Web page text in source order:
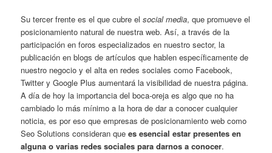
Su tercer frente es el que cubre elsocial media, que promueve el
posicionamiento natural de nuestra web. Así, a través de la
participación en foros especializados en nuestro sector, la
publicación en blogs de artículos que hablen específicamente de
nuestro negocio y el alta en redes sociales como Facebook,
Twitter y Google Plus aumentará la visibilidad de nuestra página.
A día de hoy la importancia del boca-oreja es algo que no ha
cambiado lo más mínimo a la hora de dar a conocer cualquier
noticia, es por eso que empresas de posicionamiento web como
Seo Solutions consideran que es esencial estar presentes en
alguna o varias redes sociales para darnos a conocer.